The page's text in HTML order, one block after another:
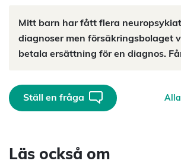
Mitt barn har fått flera
diagnoser men försäkringsbolaget
betala ersättning för en diagnos.
Ställ en fråga
Läs också om